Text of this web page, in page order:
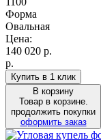
Форма
Овальная
Цена:
140 020 р.
р.
Купить в 1 клик
В корзину
Товар в корзине.
продолжить покупки
оформить заказ